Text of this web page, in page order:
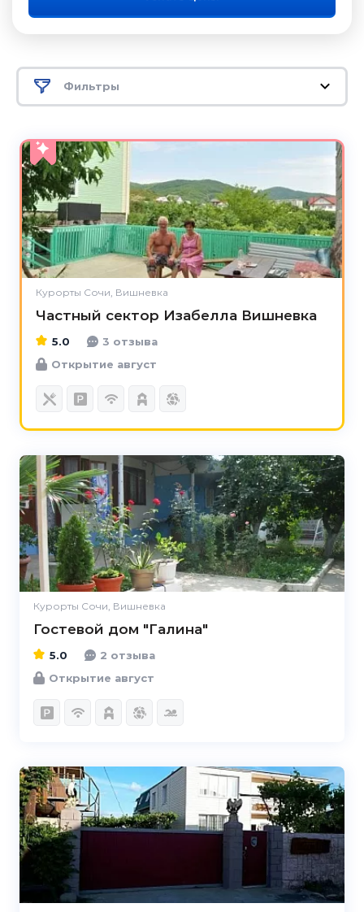
Фильтры
Курорты Сочи, Вишневка
Частный сектор Изабелла Вишневка
5.0
3 отзыва
Открытие август
Курорты Сочи, Вишневка
Гостевой дом "Галина"
5.0
5.0
2 отзыва
Открытие август
5.0